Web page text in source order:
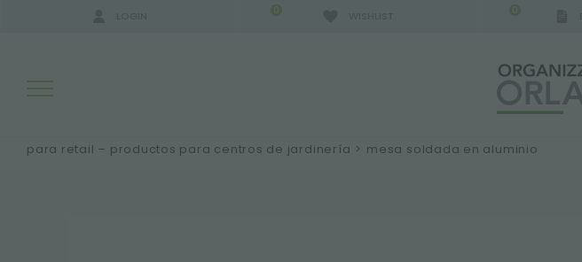
0 0
para retail – productos para centros de jardinería > mesa soldada en aluminio